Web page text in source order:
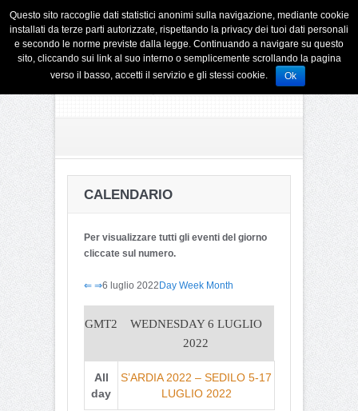
CALENDARIO
Per visualizzare tutti gli eventi del giorno
cliccate sul numero.
⇐ ⇒6 luglio 2022Day Week Month
GMT2
WEDNESDAY 6 LUGLIO
2022
All
day
S’ARDIA 2022 – SEDILO 5-17
LUGLIO 2022
Questo sito raccoglie dati statistici anonimi sulla navigazione, mediante cookie
installati da terze parti autorizzate, rispettando la privacy dei tuoi dati personali
e secondo le norme previste dalla legge. Continuando a navigare su questo
sito, cliccando sui link al suo interno o semplicemente scrollando la pagina
verso il basso, accetti il servizio e gli stessi cookie.
Ok